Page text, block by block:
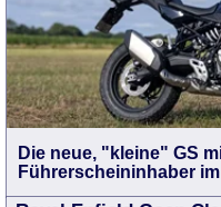
Die neue, "kleine" GS
Führerscheininhaber